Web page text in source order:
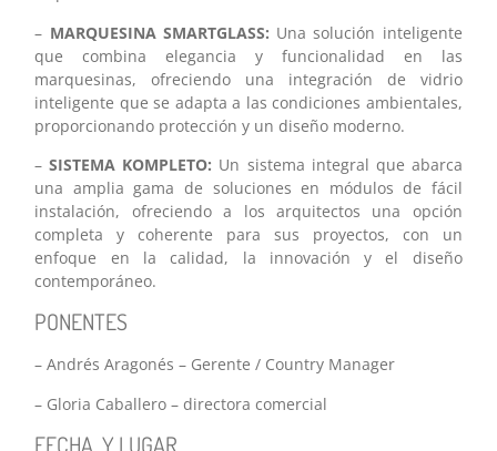
– MARQUESINA SMARTGLASS: Una solución inteligente
que combina elegancia y funcionalidad en las
marquesinas, ofreciendo una integración de vidrio
inteligente que se adapta a las condiciones ambientales,
proporcionando protección y un diseño moderno.
–SISTEMA KOMPLETO: Un sistema integral que abarca
una amplia gama de soluciones en módulos de fácil
instalación, ofreciendo a los arquitectos una opción
completa y coherente para sus proyectos, con un
enfoque en la calidad, la innovación y el diseño
contemporáneo.
PONENTES
– Andrés Aragonés – Gerente / Country Manager
– Gloria Caballero – directora comercial
FECHA Y LUGAR